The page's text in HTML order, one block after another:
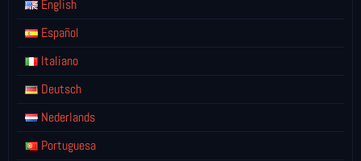
English
Español
Italiano
Deutsch
Nederlands
Portuguesa